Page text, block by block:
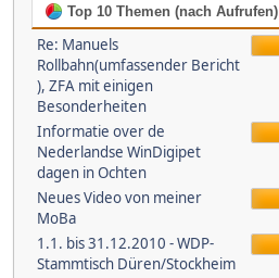
Top 10 Themen (nach Aufrufen)
Re: Manuels
Rollbahn(umfassender Bericht
), ZFA mit einigen
Besonderheiten
Informatie over de
Nederlandse WinDigipet
dagen in Ochten
Neues Video von meiner
MoBa
1.1. bis 31.12.2010 - WDP-
Stammtisch Düren/Stockheim